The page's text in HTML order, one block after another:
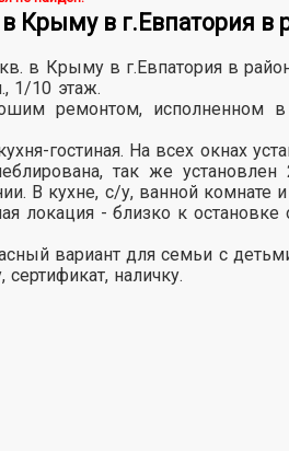
в Крыму в г.Евпатория
в Крыму в г.Евпатория в
1/10 этаж.
ремонтом,
гостиная. На всех окнах
так же установлен
В кухне, с/у, ванной комнате
локация - близко к
вариант для семьи с
сертификат, наличку.